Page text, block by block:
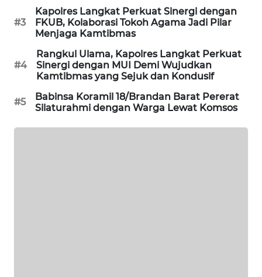
#3
Kapolres Langkat Perkuat Sinergi dengan
FKUB, Kolaborasi Tokoh Agama Jadi Pilar
Menjaga Kamtibmas
#4
Rangkul Ulama, Kapolres Langkat Perkuat
Sinergi dengan MUI Demi Wujudkan
Kamtibmas yang Sejuk dan Kondusif
#5
Babinsa Koramil 18/Brandan Barat Pererat
Silaturahmi dengan Warga Lewat Komsos
MEDAN
NEWS
METRO
JAKARTA
NEWS
KRT